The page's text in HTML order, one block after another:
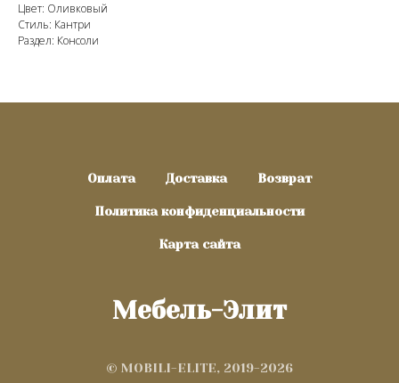
Цвет: Оливковый
Стиль: Кантри
Раздел: Консоли
Оплата Доставка Возврат
Политика конфиденциальности
Карта сайта
Мебель-Элит
© MOBILI-ELITE, 2019-2026